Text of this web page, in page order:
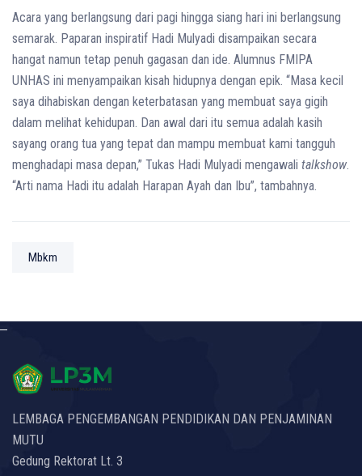
Acara yang berlangsung dari pagi hingga siang hari ini berlangsung
semarak. Paparan inspiratif Hadi Mulyadi disampaikan secara
hangat namun tetap penuh gagasan dan ide. Alumnus FMIPA
UNHAS ini menyampaikan kisah hidupnya dengan epik. “Masa kecil
saya dihabiskan dengan keterbatasan yang membuat saya gigih
dalam melihat kehidupan. Dan awal dari itu semua adalah kasih
sayang orang tua yang tepat dan mampu membuat kami tangguh
menghadapi masa depan,” Tukas Hadi Mulyadi mengawali talkshow.
“Arti nama Hadi itu adalah Harapan Ayah dan Ibu”, tambahnya.
Mbkm
LEMBAGA PENGEMBANGAN PENDIDIKAN DAN PENJAMINAN
MUTU
Gedung Rektorat Lt. 3